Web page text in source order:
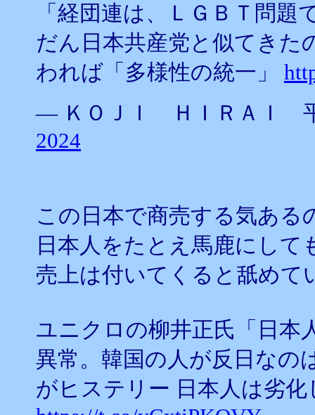
「経団連は、ＬＧＢＴ問
だん日本共産党と似てきた
われば「多様性の統一」
— ＫＯＪＩ ＨＩＲＡＩ
2024
この日本で商売する気ある
日本人をたとえ馬鹿にして
売上は付いてくると舐めて
ユニクロの柳井正氏「日本
異常。韓国の人が反日なの
がヒステリー 日本人は劣化